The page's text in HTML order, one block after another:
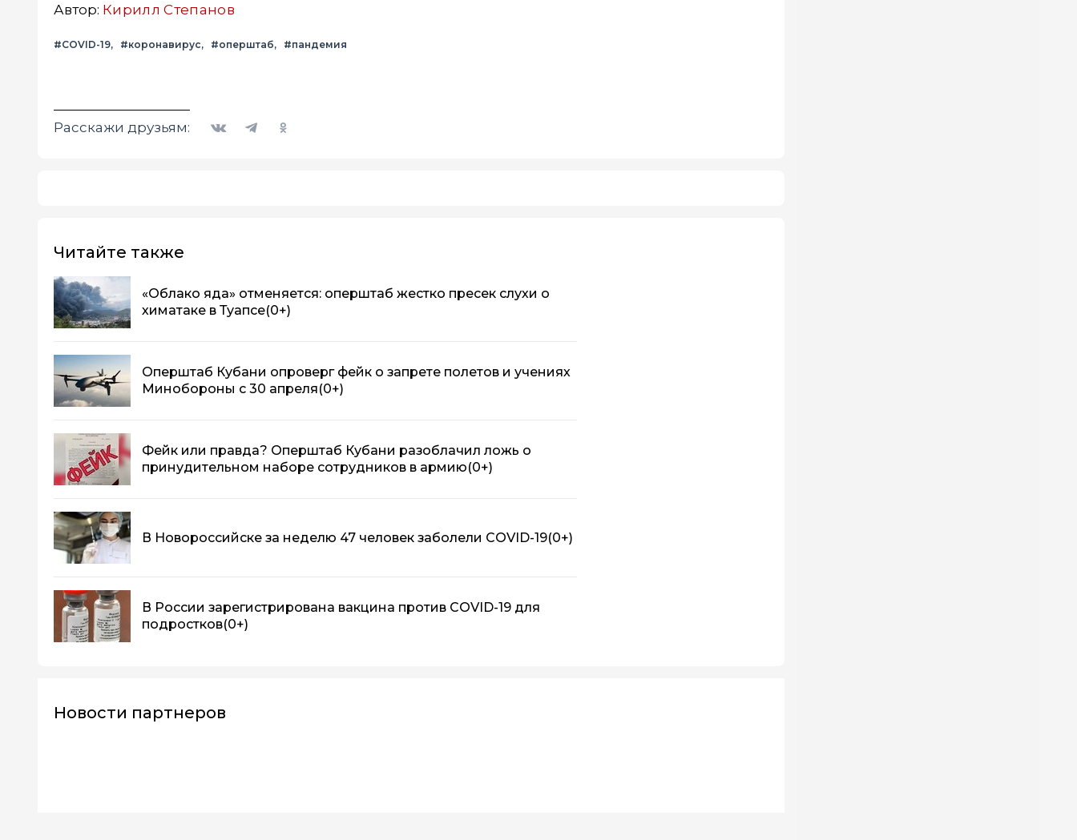
Автор: Кирилл Степанов
#COVID-19 #коронавирус #оперштаб #пандемия
Расскажи друзьям:
Читайте также
«Облако яда» отменяется: оперштаб жестко пресек слухи о
химатаке в Туапсе(0+)
Оперштаб Кубани опроверг фейк о запрете полетов и учениях
Минобороны с 30 апреля(0+)
Фейк или правда? Оперштаб Кубани разоблачил ложь о
принудительном наборе сотрудников в армию(0+)
В Новороссийске за неделю 47 человек заболели COVID-19(0+)
В России зарегистрирована вакцина против COVID-19 для
подростков(0+)
Новости партнеров